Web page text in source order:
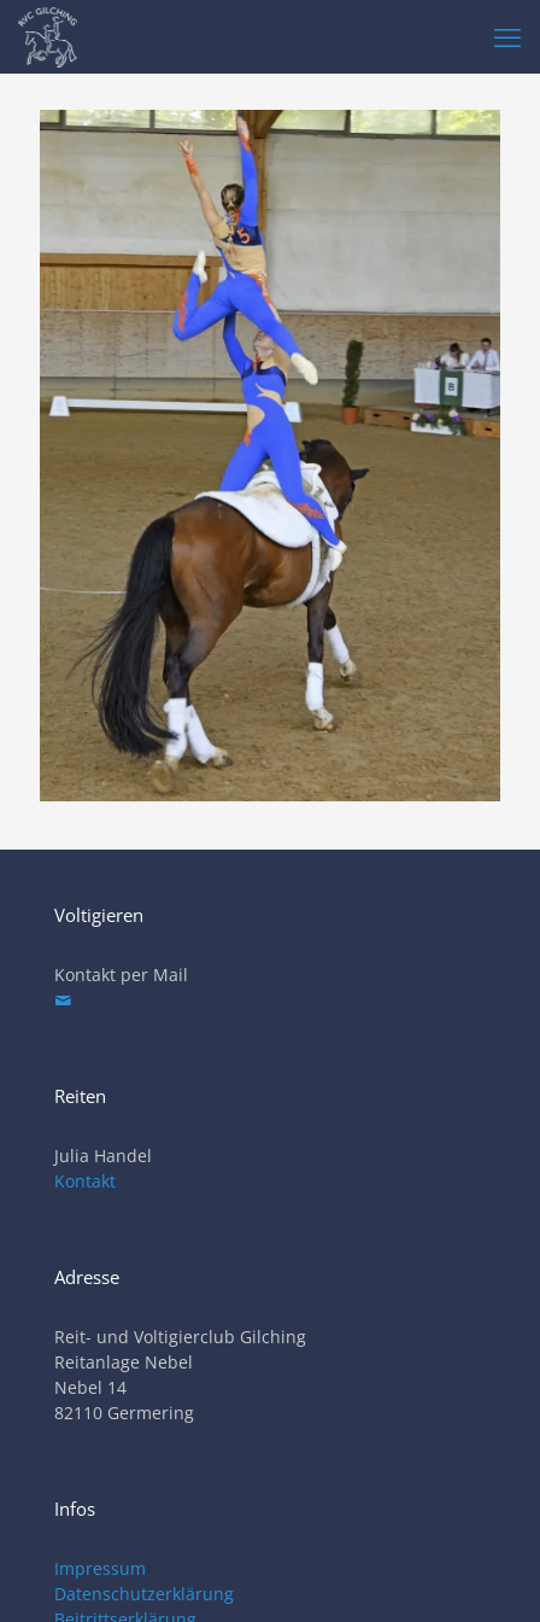
Voltigieren
Kontakt per Mail
Reiten
Julia Handel
Kontakt
Adresse
Reit- und Voltigierclub Gilching
Reitanlage Nebel
Nebel 14
82110 Germering
Infos
Impressum
Datenschutzerklärung